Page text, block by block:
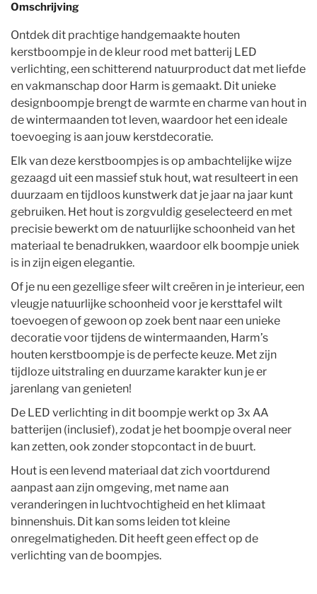
Omschrijving
Ontdek dit prachtige handgemaakte houten
kerstboompje in de kleur rood met batterij LED
verlichting, een schitterend natuurproduct dat met liefde
en vakmanschap door Harm is gemaakt. Dit unieke
designboompje brengt de warmte en charme van hout in
de wintermaanden tot leven, waardoor het een ideale
toevoeging is aan jouw kerstdecoratie.
Elk van deze kerstboompjes is op ambachtelijke wijze
gezaagd uit een massief stuk hout, wat resulteert in een
duurzaam en tijdloos kunstwerk dat je jaar na jaar kunt
gebruiken. Het hout is zorgvuldig geselecteerd en met
precisie bewerkt om de natuurlijke schoonheid van het
materiaal te benadrukken, waardoor elk boompje uniek
is in zijn eigen elegantie.
Of je nu een gezellige sfeer wilt creëren in je interieur, een
vleugje natuurlijke schoonheid voor je kersttafel wilt
toevoegen of gewoon op zoek bent naar een unieke
decoratie voor tijdens de wintermaanden, Harm’s
houten kerstboompje is de perfecte keuze. Met zijn
tijdloze uitstraling en duurzame karakter kun je er
jarenlang van genieten!
De LED verlichting in dit boompje werkt op 3x AA
batterijen (inclusief), zodat je het boompje overal neer
kan zetten, ook zonder stopcontact in de buurt.
Hout is een levend materiaal dat zich voortdurend
aanpast aan zijn omgeving, met name aan
veranderingen in luchtvochtigheid en het klimaat
binnenshuis. Dit kan soms leiden tot kleine
onregelmatigheden. Dit heeft geen effect op de
verlichting van de boompjes.